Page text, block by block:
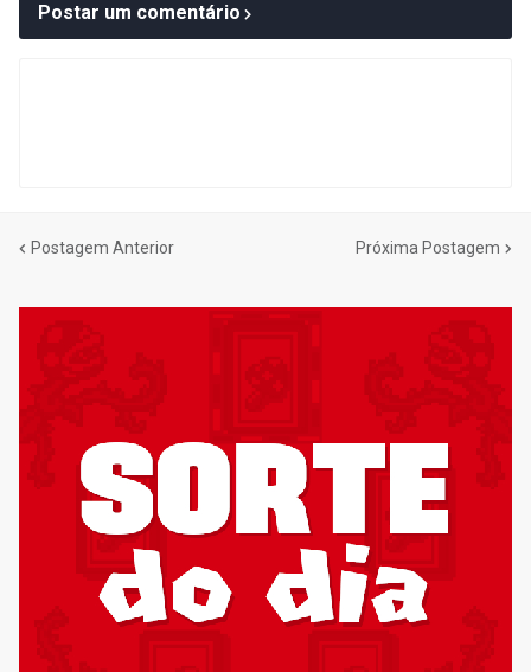
Postar um comentário
Postagem Anterior Próxima Postagem